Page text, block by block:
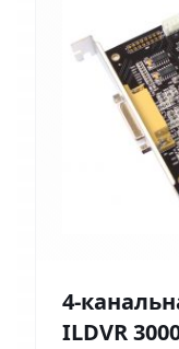
4-
ILDVR